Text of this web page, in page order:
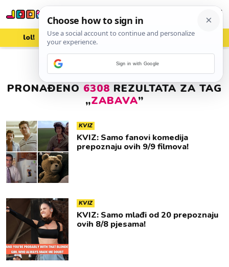
lol! aww vrh! woot?!
PRONAĐENO 6308 REZULTATA ZA TAG
„ZABAVA”
KVIZ
KVIZ: Samo fanovi komedija
prepoznaju ovih 9/9 filmova!
KVIZ
KVIZ: Samo mlađi od 20 prepoznaju
ovih 8/8 pjesama!
Sign in with Google